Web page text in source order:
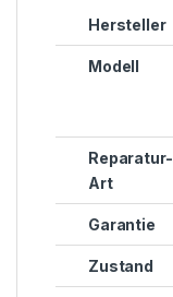
Hersteller
Modell
Reparatur-
Art
Garantie
Zustand